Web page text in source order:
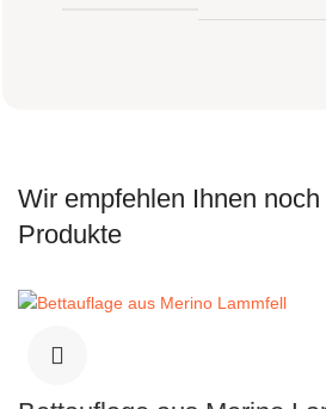
Wir empfehlen Ihnen
Produkte